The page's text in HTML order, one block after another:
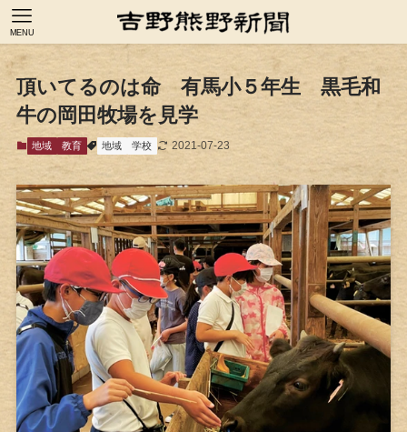
MENU
頂いてるのは命 有馬小５年生 黒毛和
牛の岡田牧場を見学
地域 教育 地域 学校 2021-07-23